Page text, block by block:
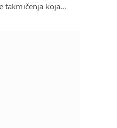
takmičenja koja…